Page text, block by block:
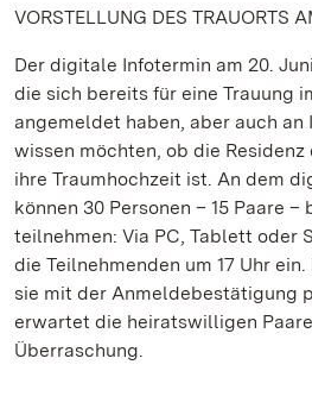
VORSTELLUNG DES TRAUORTS
Der digitale Infotermin am 20.
die sich bereits für eine Trauung
angemeldet haben, aber auch an
wissen möchten, ob die
ihre Traumhochzeit ist. An dem
können 30 Personen – 15 Paare –
teilnehmen: Via PC, Tablett oder
die Teilnehmenden um 17 Uhr
sie mit der Anmeldebestätigung
erwartet die heiratswilligen
Überraschung.